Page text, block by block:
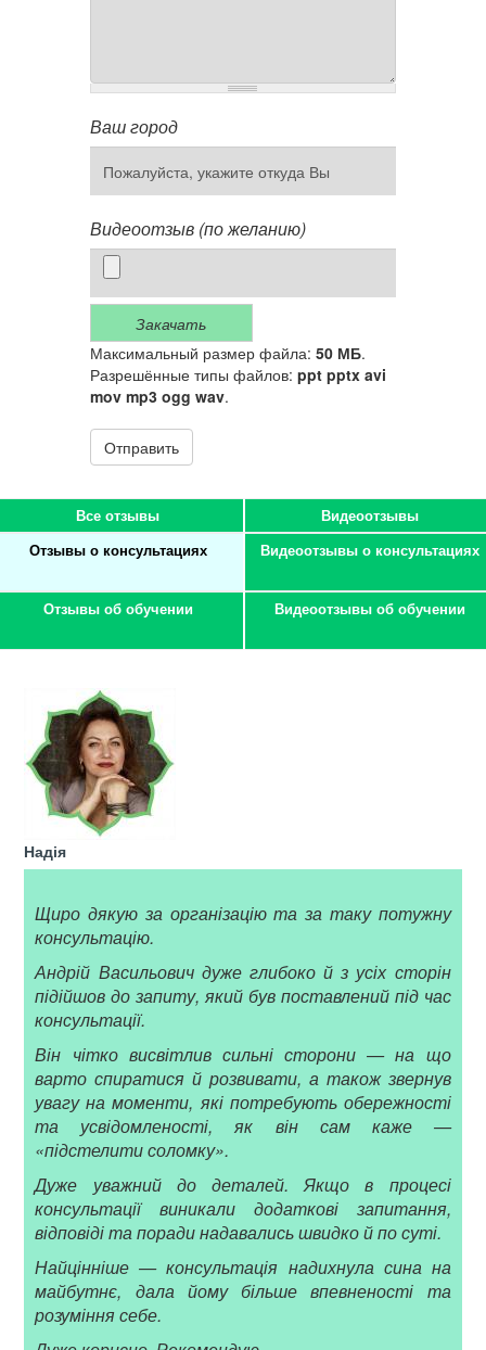
Ваш город
Видеоотзыв (по желанию)
Закачать
Максимальный размер файла: 50 МБ.
Разрешённые типы файлов: ppt pptx avi
mov mp3 ogg wav.
Отправить
Все отзывы
Видеоотзывы
Отзывы о консультациях
Видеоотзывы о консультациях
Отзывы об обучении Видеоотзывы об обучении
Надія
Щиро дякую за організацію та за таку потужну
консультацію.
Андрій Васильович дуже глибоко й з усіх сторін
підійшов до запиту, який був поставлений під час
консультації.
Він чітко висвітлив сильні сторони — на що
варто спиратися й розвивати, а також звернув
увагу на моменти, які потребують обережності
та усвідомленості, як він сам каже —
«підстелити соломку».
Дуже уважний до деталей. Якщо в процесі
консультації виникали додаткові запитання,
відповіді та поради надавались швидко й по суті.
Найцінніше — консультація надихнула сина на
майбутнє, дала йому більше впевненості та
розуміння себе.